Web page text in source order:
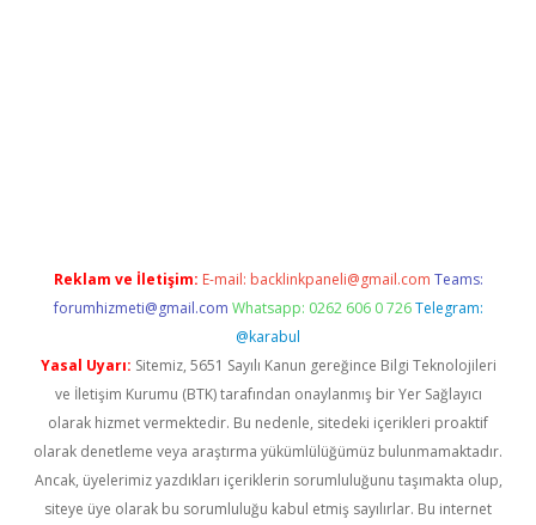
Reklam ve İletişim: E-mail: backlinkpaneli@gmail.com Teams:
forumhizmeti@gmail.com Whatsapp: 0262 606 0 726 Telegram:
@karabul
Yasal Uyarı: Sitemiz, 5651 Sayılı Kanun gereğince Bilgi Teknolojileri
ve İletişim Kurumu (BTK) tarafından onaylanmış bir Yer Sağlayıcı
olarak hizmet vermektedir. Bu nedenle, sitedeki içerikleri proaktif
olarak denetleme veya araştırma yükümlülüğümüz bulunmamaktadır.
Ancak, üyelerimiz yazdıkları içeriklerin sorumluluğunu taşımakta olup,
siteye üye olarak bu sorumluluğu kabul etmiş sayılırlar. Bu internet